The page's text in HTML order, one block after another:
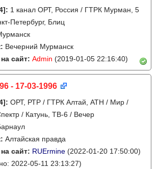
: 1 канал ОРТ, Россия / ГТРК Мурман, 5
Петербург, Блиц
Вечерний Мурманск
сайт: Admin (2019-01-05 22:16:40)
- 17-03-1996
: ОРТ, РТР / ГТРК Алтай, АТН / Мир /
/ Катунь, ТВ-6 / Вечер
Алтайская правда
сайт: RUErmine (2022-01-20 17:50:00)
2022-05-11 23:13:27)